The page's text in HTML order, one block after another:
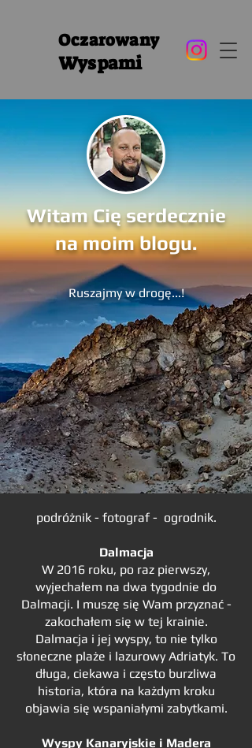
Oczarowany
Wyspami
Witam Cię serdecznie
na moim blogu.
Ruszajmy w drogę...!
podróżnik - fotograf - ogrodnik.
Dalmacja
W 2016 roku, po raz pierwszy,
wyjechałem na dwa tygodnie do
Dalmacji. I muszę się Wam przyznać -
zakochałem się w tej krainie.
Dalmacja i jej wyspy, to nie tylko
słoneczne plaże i lazurowy Adriatyk. To
długa, ciekawa i często burzliwa
historia, która na każdym kroku
objawia się wspaniałymi zabytkami.
Wyspy Kanaryjskie i Madera